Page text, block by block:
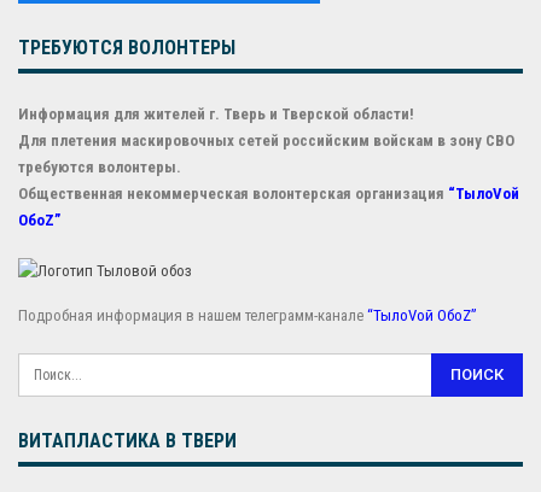
ТРЕБУЮТСЯ ВОЛОНТЕРЫ
Информация для жителей г. Тверь и Тверской области!
Для плетения маскировочных сетей российским войскам в зону СВО
требуются волонтеры.
Общественная некоммерческая волонтерская организация “ТылоVой
ОбоZ”
Подробная информация в нашем телеграмм-канале “ТылоVой ОбоZ”
ВИТАПЛАСТИКА В ТВЕРИ